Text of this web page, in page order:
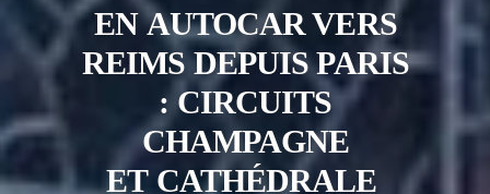
ENAUTOCAR VERS
REIMSDEPUIS PARIS
: CIRCUITS
CHAMPAGNE
ET CATHÉDRALE